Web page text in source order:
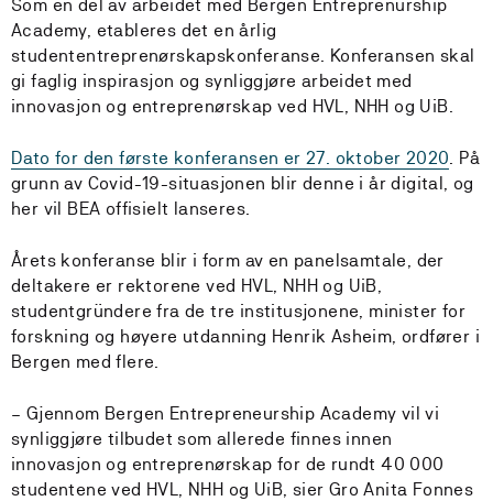
Som en del av arbeidet med Bergen Entreprenurship
Academy, etableres det en årlig
studententreprenørskapskonferanse. Konferansen skal
gi faglig inspirasjon og synliggjøre arbeidet med
innovasjon og entreprenørskap ved HVL, NHH og UiB.
Dato for den første konferansen er 27. oktober 2020 . På
grunn av Covid-19-situasjonen blir denne i år digital, og
her vil BEA offisielt lanseres.
Årets konferanse blir i form av en panelsamtale, der
deltakere er rektorene ved HVL, NHH og UiB,
studentgründere fra de tre institusjonene, minister for
forskning og høyere utdanning Henrik Asheim, ordfører i
Bergen med flere.
– Gjennom Bergen Entrepreneurship Academy vil vi
synliggjøre tilbudet som allerede finnes innen
innovasjon og entreprenørskap for de rundt 40 000
studentene ved HVL, NHH og UiB, sier Gro Anita Fonnes